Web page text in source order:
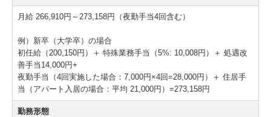
月給 266,910円～273,158円（夜勤手当4回含む）
例）新卒（大学卒）の場合
初任給（200,150円）＋ 特殊業務手当（5%: 10,008円）＋ 処遇改
善手当14,000円+
夜勤手当（4回実施した場合：7,000円×4回=28,000円）＋ 住居手
当（アパート入居の場合：平均 21,000円）=273,158円
勤務形態